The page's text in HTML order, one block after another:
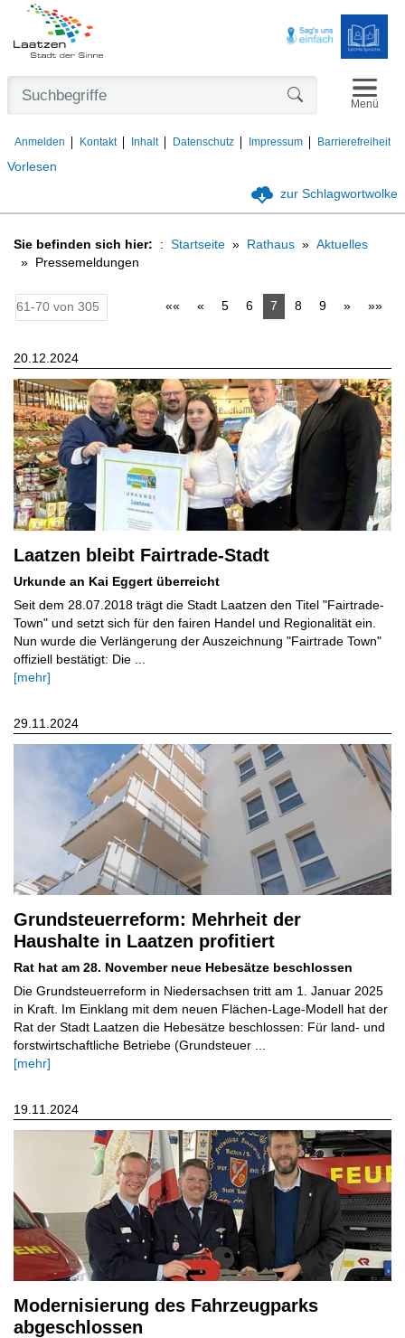
Vorlesen
Anmelden Kontakt Inhalt Datenschutz Impressum Barrierefreiheit
Menü
zur Schlagwortwolke
Sie befinden sich hier: Startseite Rathaus
Aktuelles
Pressemeldungen
61-70 von 305 «« « 5 6 7 8 9 » »»
Laatzen bleibt Fairtrade-Stadt
Urkunde an Kai Eggert überreicht
Seit dem 28.07.2018 trägt die Stadt Laatzen den Titel "Fairtrade-
Town" und setzt sich für den fairen Handel und Regionalität ein.
Nun wurde die Verlängerung der Auszeichnung "Fairtrade Town"
offiziell bestätigt: Die ...
[mehr]
20.12.2024
Grundsteuerreform: Mehrheit der
Haushalte in Laatzen profitiert
Rat hat am 28. November neue Hebesätze beschlossen
Die Grundsteuerreform in Niedersachsen tritt am 1. Januar 2025
in Kraft. Im Einklang mit dem neuen Flächen-Lage-Modell hat der
Rat der Stadt Laatzen die Hebesätze beschlossen: Für land- und
forstwirtschaftliche Betriebe (Grundsteuer ...
[mehr]
29.11.2024
Modernisierung des Fahrzeugparks
abgeschlossen
19.11.2024